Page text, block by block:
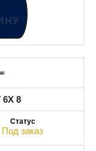
8
Под заказ